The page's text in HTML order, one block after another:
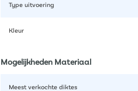
Type uitvoering
Kleur
Mogelijkheden Materiaal
Meest verkochte diktes